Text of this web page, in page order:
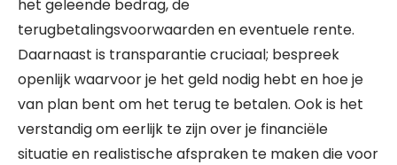
het geleende bedrag, de
terugbetalingsvoorwaarden en eventuele rente.
Daarnaast is transparantie cruciaal; bespreek
openlijk waarvoor je het geld nodig hebt en hoe je
van plan bent om het terug te betalen. Ook is het
verstandig om eerlijk te zijn over je financiële
situatie en realistische afspraken te maken die voor